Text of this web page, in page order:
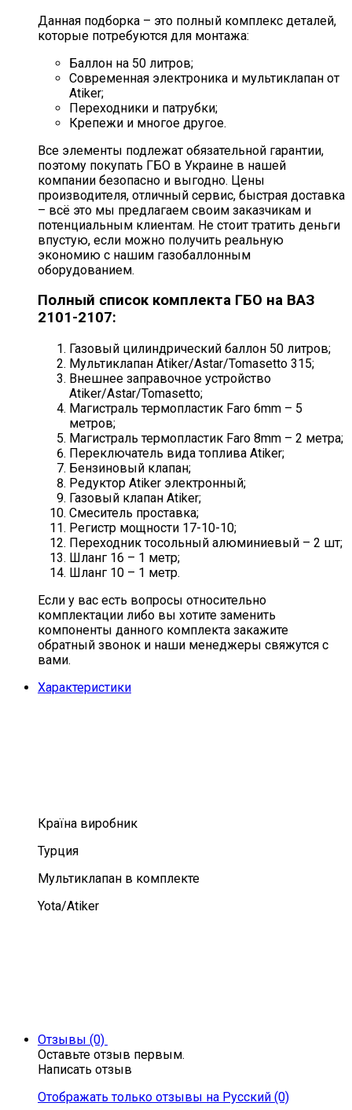
Данная подборка – это полный комплекс деталей,
которые потребуются для монтажа:
Баллон на 50 литров;
Современная электроника и мультиклапан от
Atiker;
Переходники и патрубки;
Крепежи и многое другое.
Все элементы подлежат обязательной гарантии,
поэтому покупать ГБО в Украине в нашей
компании безопасно и выгодно. Цены
производителя, отличный сервис, быстрая доставка
– всё это мы предлагаем своим заказчикам и
потенциальным клиентам. Не стоит тратить деньги
впустую, если можно получить реальную
экономию с нашим газобаллонным
оборудованием.
Полный список комплекта ГБО на ВАЗ
2101-2107:
Газовый цилиндрический баллон 50 литров;
Мультиклапан Atiker/Astar/Tomasetto 315;
Внешнее заправочное устройство
Atiker/Astar/Tomasetto;
Магистраль термопластик Faro 6mm – 5
метров;
Магистраль термопластик Faro 8mm – 2 метра;
Переключатель вида топлива Atiker;
Бензиновый клапан;
Редуктор Atiker электронный;
Газовый клапан Atiker;
Смеситель проставка;
Регистр мощности 17-10-10;
Переходник тосольный алюминиевый – 2 шт;
Шланг 16 – 1 метр;
Шланг 10 – 1 метр.
Если у вас есть вопросы относительно
комплектации либо вы хотите заменить
компоненты данного комплекта закажите
обратный звонок и наши менеджеры свяжутся с
вами.
Характеристики
Країна виробник
Турция
Мультиклапан в комплекте
Yota/Atiker
Отзывы (0)
Оставьте отзыв первым.
Написать отзыв
Отображать только отзывы на Русский (0)